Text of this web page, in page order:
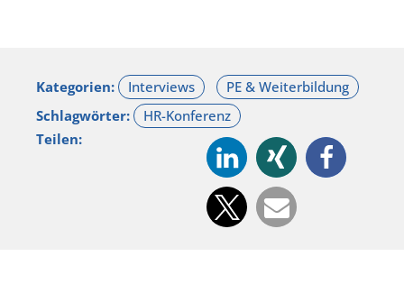
Kategorien:
Schlagwörter:
Teilen: